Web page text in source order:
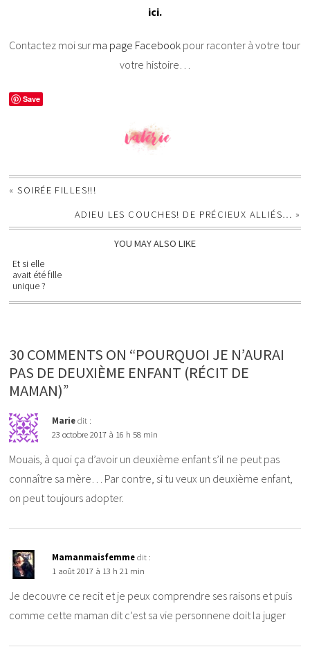
ici.
Contactez moi sur ma page Facebook pour raconter à votre tour
votre histoire…
Save
«SOIRÉE FILLES!!!
ADIEU LES COUCHES! DE PRÉCIEUX ALLIÉS… »
YOU MAY ALSO LIKE
Et si elle
avait été fille
unique ?
30 COMMENTS ON “POURQUOI JE N’AURAI
PAS DE DEUXIÈME ENFANT (RÉCIT DE
MAMAN)”
Marie dit :
23 octobre 2017 à 16 h 58 min
Mouais, à quoi ça d’avoir un deuxième enfant s’il ne peut pas
connaître sa mère… Par contre, si tu veux un deuxième enfant,
on peut toujours adopter.
Mamanmaisfemme dit :
1 août 2017 à 13 h 21 min
Je decouvre ce recit et je peux comprendre ses raisons et puis
comme cette maman dit c’est sa vie personnene doit la juger